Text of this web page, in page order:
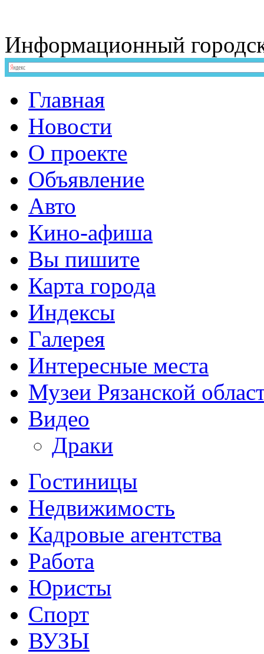
Информационный
Главная
Новости
О проекте
Объявление
Авто
Кино-афиша
Вы пишите
Карта города
Индексы
Галерея
Интересные места
Музеи Рязанской
Видео
Драки
Гостиницы
Недвижимость
Кадровые агентства
Работа
Юристы
Спорт
ВУЗЫ